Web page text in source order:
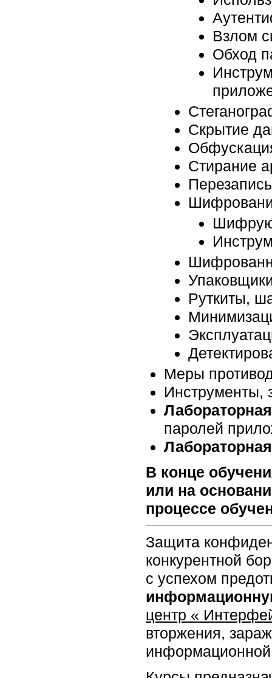
Взлом
Обход
Скрытие
Стирание
Руткиты,
Меры
Инструменты,
паролей
В конце
или на
процессе
Защита
конкурентной
с успехом
центр «
вторжения,
информационной